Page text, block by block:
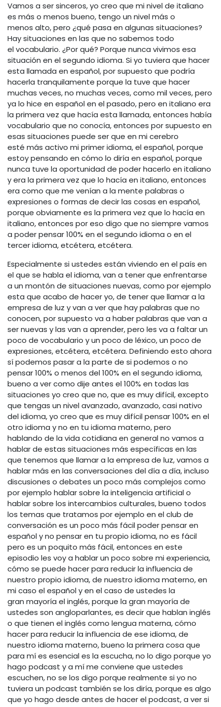
Vamos a ser sinceros, yo creo que mi nivel de italiano
es más o menos bueno, tengo un nivel más o
menos alto, pero ¿qué pasa en algunas situaciones?
Hay situaciones en las que no sabemos todo
el vocabulario. ¿Por qué? Porque nunca vivimos esa
situación en el segundo idioma. Si yo tuviera que hacer
esta llamada en español, por supuesto que podría
hacerla tranquilamente porque la tuve que hacer
muchas veces, no muchas veces, como mil veces, pero
ya lo hice en español en el pasado, pero en italiano era
la primera vez que hacía esta llamada, entonces había
vocabulario que no conocía, entonces por supuesto en
esas situaciones puede ser que en mi cerebro
esté más activo mi primer idioma, el español, porque
estoy pensando en cómo lo diría en español, porque
nunca tuve la oportunidad de poder hacerlo en italiano
y era la primera vez que lo hacía en italiano, entonces
era como que me venían a la mente palabras o
expresiones o formas de decir las cosas en español,
porque obviamente es la primera vez que lo hacía en
italiano, entonces por eso digo que no siempre vamos
a poder pensar 100% en el segundo idioma o en el
tercer idioma, etcétera, etcétera.
Especialmente si ustedes están viviendo en el país en
el que se habla el idioma, van a tener que enfrentarse
a un montón de situaciones nuevas, como por ejemplo
esta que acabo de hacer yo, de tener que llamar a la
empresa de luz y van a ver que hay palabras que no
conocen, por supuesto va a haber palabras que van a
ser nuevas y las van a aprender, pero les va a faltar un
poco de vocabulario y un poco de léxico, un poco de
expresiones, etcétera, etcétera. Definiendo esto ahora
sí podemos pasar a la parte de si podemos o no
pensar 100% o menos del 100% en el segundo idioma,
bueno a ver como dije antes el 100% en todas las
situaciones yo creo que no, que es muy difícil, excepto
que tengas un nivel avanzado, avanzado, casi nativo
del idioma, yo creo que es muy difícil pensar 100% en el
otro idioma y no en tu idioma materno, pero
hablando de la vida cotidiana en general no vamos a
hablar de estas situaciones más específicas en las
que tenemos que llamar a la empresa de luz, vamos a
hablar más en las conversaciones del día a día, incluso
discusiones o debates un poco más complejos como
por ejemplo hablar sobre la inteligencia artificial o
hablar sobre los intercambios culturales, bueno todos
los temas que tratamos por ejemplo en el club de
conversación es un poco más fácil poder pensar en
español y no pensar en tu propio idioma, no es fácil
pero es un poquito más fácil, entonces en este
episodio les voy a hablar un poco sobre mi experiencia,
cómo se puede hacer para reducir la influencia de
nuestro propio idioma, de nuestro idioma materno, en
mi caso el español y en el caso de ustedes la
gran mayoría el inglés, porque la gran mayoría de
ustedes son angloparlantes, es decir que hablan inglés
o que tienen el inglés como lengua materna, cómo
hacer para reducir la influencia de ese idioma, de
nuestro idioma materno, bueno la primera cosa que
para mí es esencial es la escucha, no lo digo porque yo
hago podcast y a mí me conviene que ustedes
escuchen, no se los digo porque realmente si yo no
tuviera un podcast también se los diría, porque es algo
que yo hago desde antes de hacer el podcast, a ver si